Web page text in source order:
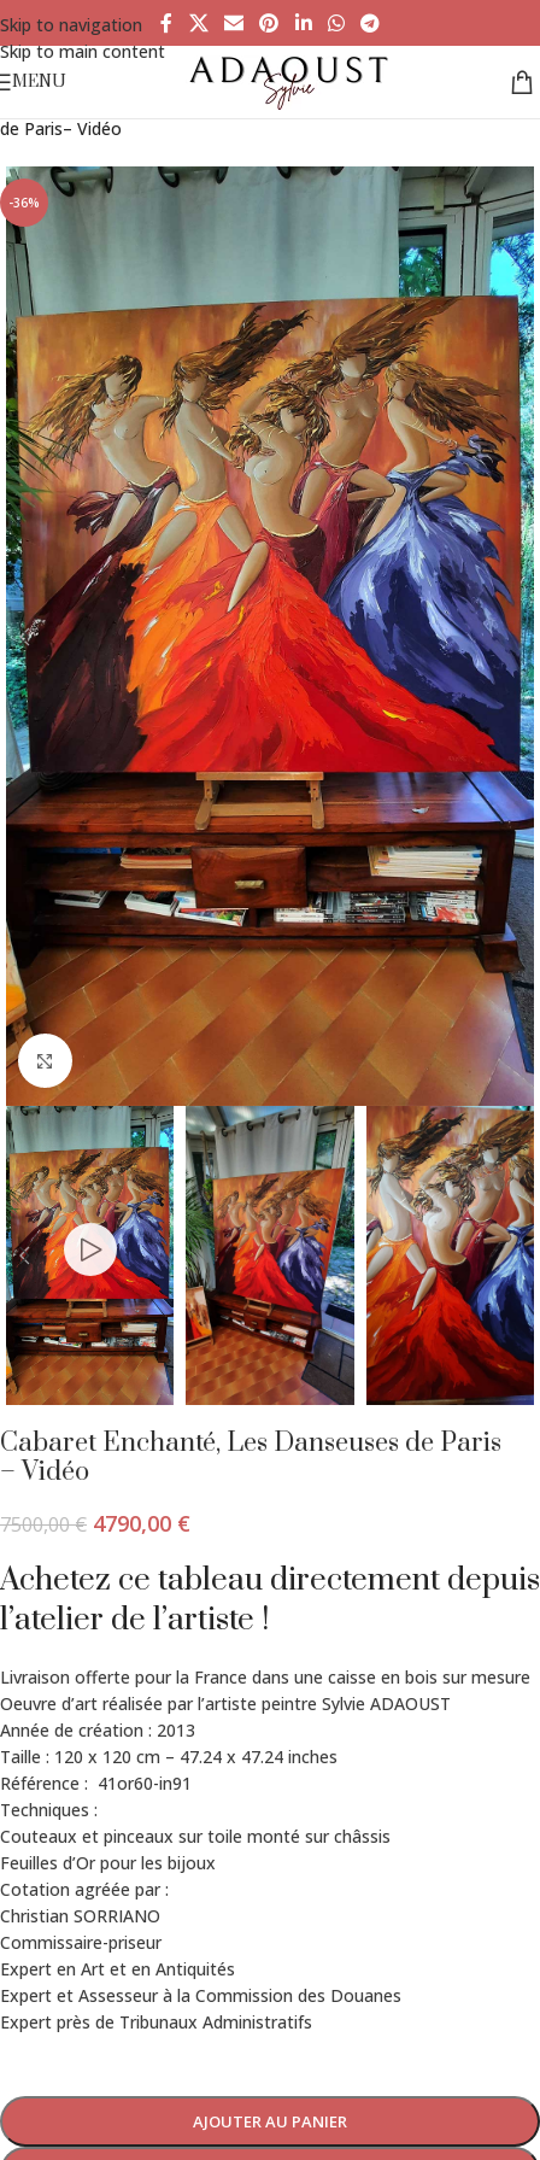
Skip to navigation
Skip to main content
MENU
Cabaret Enchanté, Les Danseuses
de Paris– Vidéo
-36%
Click to enlarge
Cabaret Enchanté, Les Danseuses de Paris
– Vidéo
7500,00€ 4790,00 €
Achetez ce tableau directement depuis
l’atelier de l’artiste !
Livraison offerte pour la France dans une caisse en bois sur mesure
Oeuvre d’art réalisée par l’artiste peintre Sylvie ADAOUST
Année de création : 2013
Taille : 120 x 120 cm – 47.24 x 47.24 inches
Référence : 41or60-in91
Techniques :
Couteaux et pinceaux sur toile monté sur châssis
Feuilles d’Or pour les bijoux
Cotation agréée par :
Christian SORRIANO
Commissaire-priseur
Expert en Art et en Antiquités
Expert et Assesseur à la Commission des Douanes
Expert près de Tribunaux Administratifs
AJOUTER AU PANIER